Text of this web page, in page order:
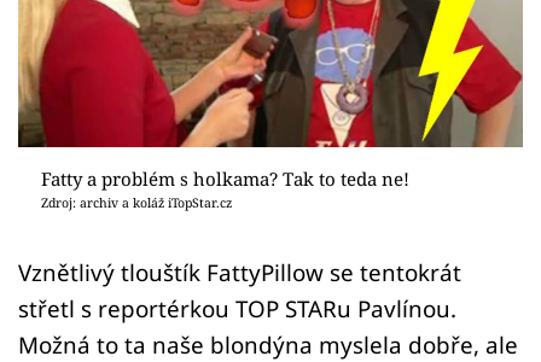
Videa
Sledujte prima+
Přihlášení
Sledujte nás
Fatty a problém s holkama? Tak to teda ne!
Zdroj: archiv a koláž iTopStar.cz
Vznětlivý tlouštík FattyPillow se tentokrát
střetl s reportérkou TOP STARu Pavlínou.
Možná to ta naše blondýna myslela dobře, ale